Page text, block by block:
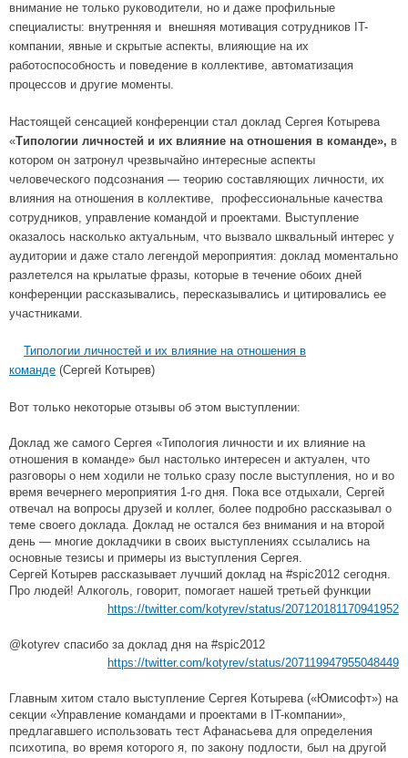
внимание не только руководители, но и даже профильные
специалисты: внутренняя и внешняя мотивация сотрудников IT-
компании, явные и скрытые аспекты, влияющие на их
работоспособность и поведение в коллективе, автоматизация
процессов и другие моменты.
Настоящей сенсацией конференции стал доклад Сергея Котырева
«Типологии личностей и их влияние на отношения в команде», в
котором он затронул чрезвычайно интересные аспекты
человеческого подсознания — теорию составляющих личности, их
влияния на отношения в коллективе, профессиональные качества
сотрудников, управление командой и проектами. Выступление
оказалось насколько актуальным, что вызвало шквальный интерес у
аудитории и даже стало легендой мероприятия: доклад моментально
разлетелся на крылатые фразы, которые в течение обоих дней
конференции рассказывались, пересказывались и цитировались ее
участниками.
Типологии личностей и их влияние на отношения в
команде (Сергей Котырев)
Вот только некоторые отзывы об этом выступлении:
Доклад же самого Сергея «Типология личности и их влияние на
отношения в команде» был настолько интересен и актуален, что
разговоры о нем ходили не только сразу после выступления, но и во
время вечернего мероприятия 1-го дня. Пока все отдыхали, Сергей
отвечал на вопросы друзей и коллег, более подробно рассказывал о
теме своего доклада. Доклад не остался без внимания и на второй
день — многие докладчики в своих выступлениях ссылались на
основные тезисы и примеры из выступления Сергея.
Сергей Котырев рассказывает лучший доклад на #spic2012 сегодня.
Про людей! Алкоголь, говорит, помогает нашей третьей функции
https://twitter.com/kotyrev/status/207120181170941952
@kotyrev спасибо за доклад дня на #spic2012
https://twitter.com/kotyrev/status/207119947955048449
Главным хитом стало выступление Сергея Котырева («Юмисофт») на
секции «Управление командами и проектами в IT-компании»,
предлагавшего использовать тест Афанасьева для определения
психотипа, во время которого я, по закону подлости, был на другой